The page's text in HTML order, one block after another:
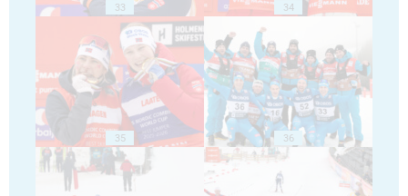
33 34
35 36